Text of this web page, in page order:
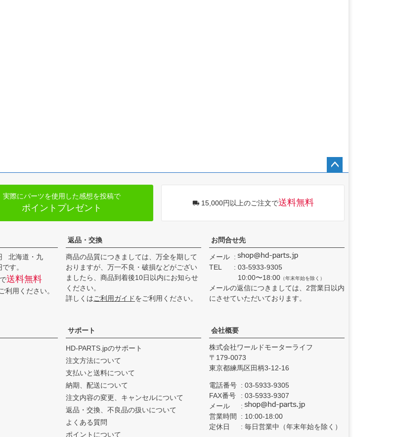
実際にパーツを使用した感想を投稿で
ポイントプレゼント 15,000円以上のご注文で送料無料
北海道・九
す。
送料無料
利用ください。
返品・交換
商品の品質につきましては、万全を期して
おりますが、万一不良・破損などがござい
ましたら、商品到着後10日以内にお知らせ
ください。
詳しくはご利用ガイドをご利用ください。
お問合せ先
メール
TEL
03-5933-9305
10:00〜18:00 （年末年始を除く）
メールの返信につきましては、2営業日以内
にさせていただいております。
サポート
HD-PARTS.jpのサポート
注文方法について
支払いと送料について
納期、配送について
注文内容の変更、キャンセルについて
返品・交換、不良品の扱いについて
よくある質問
ポイントについて
会社概要
株式会社ワールドモーターライフ
179-0073
東京都練馬区田柄3-12-16
電話番号
03-5933-9305
FAX番号
03-5933-9307
メール
営業時間
10:00-18:00
定休日
毎日営業中（年末年始を除く）